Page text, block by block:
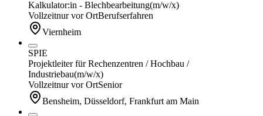
Kalkulator:in - Blechbearbeitung(m/w/x)
Vollzeitnur vor OrtBerufserfahren
Viernheim
SPIE
Projektleiter für Rechenzentren / Hochbau /
Industriebau(m/w/x)
Vollzeitnur vor OrtSenior
Bensheim, Düsseldorf, Frankfurt am Main